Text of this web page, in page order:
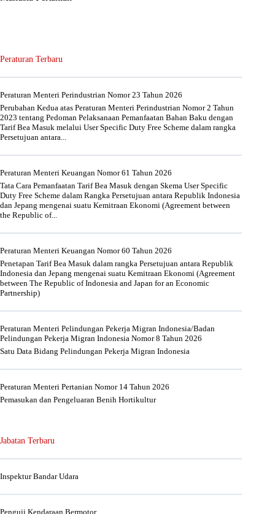
Peraturan Terbaru
Peraturan Menteri Perindustrian Nomor 23 Tahun 2026
Perubahan Kedua atas Peraturan Menteri Perindustrian Nomor 2 Tahun
2023 tentang Pedoman Pelaksanaan Pemanfaatan Bahan Baku dengan
Tarif Bea Masuk melalui User Specific Duty Free Scheme dalam rangka
Persetujuan antara...
Peraturan Menteri Keuangan Nomor 61 Tahun 2026
Tata Cara Pemanfaatan Tarif Bea Masuk dengan Skema User Specific
Duty Free Scheme dalam Rangka Persetujuan antara Republik Indonesia
dan Jepang mengenai suatu Kemitraan Ekonomi (Agreement between
the Republic of...
Peraturan Menteri Keuangan Nomor 60 Tahun 2026
Penetapan Tarif Bea Masuk dalam rangka Persetujuan antara Republik
Indonesia dan Jepang mengenai suatu Kemitraan Ekonomi (Agreement
between The Republic of Indonesia and Japan for an Economic
Partnership)
Peraturan Menteri Pelindungan Pekerja Migran Indonesia/Badan
Pelindungan Pekerja Migran Indonesia Nomor 8 Tahun 2026
Satu Data Bidang Pelindungan Pekerja Migran Indonesia
Peraturan Menteri Pertanian Nomor 14 Tahun 2026
Pemasukan dan Pengeluaran Benih Hortikultur
Jabatan Terbaru
Inspektur Bandar Udara
Penguji Kendaraan Bermotor